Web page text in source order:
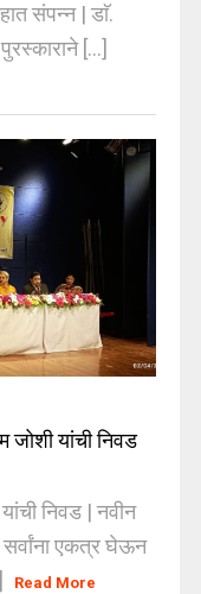
संपन्न | डाॅ.
[...]
जोशी यांची निवड
निवड | नवीन
सर्वांना एकत्र घेऊन
Read More